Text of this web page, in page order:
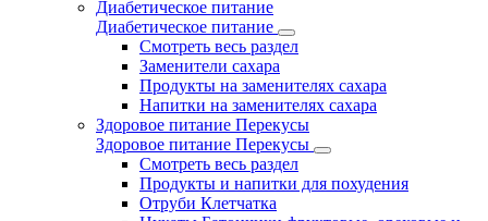
Диабетическое питание
Диабетическое питание
Смотреть весь раздел
Заменители сахара
Продукты на заменителях сахара
Напитки на заменителях сахара
Здоровое питание Перекусы
Здоровое питание Перекусы
Смотреть весь раздел
Продукты и напитки для похудения
Отруби Клетчатка